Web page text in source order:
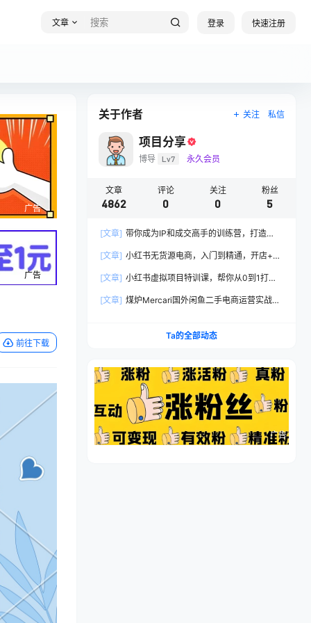
文章 登录 快速注册
广告
广告
前往下载
关于作者 关注 私信
项目分享
博导 Lv7 永久会员
文章
4862
评论
0
关注
0
粉丝
5
[文章] 带你成为IP和成交高手的训练营，打造
[文章] 小红书无货源电商，入门到精通，开店+选
[文章] 小红书虚拟项目特训课，帮你从0到1打造
[文章] 煤炉Mercari国外闲鱼二手电商运营实战全
Ta的全部动态
广告